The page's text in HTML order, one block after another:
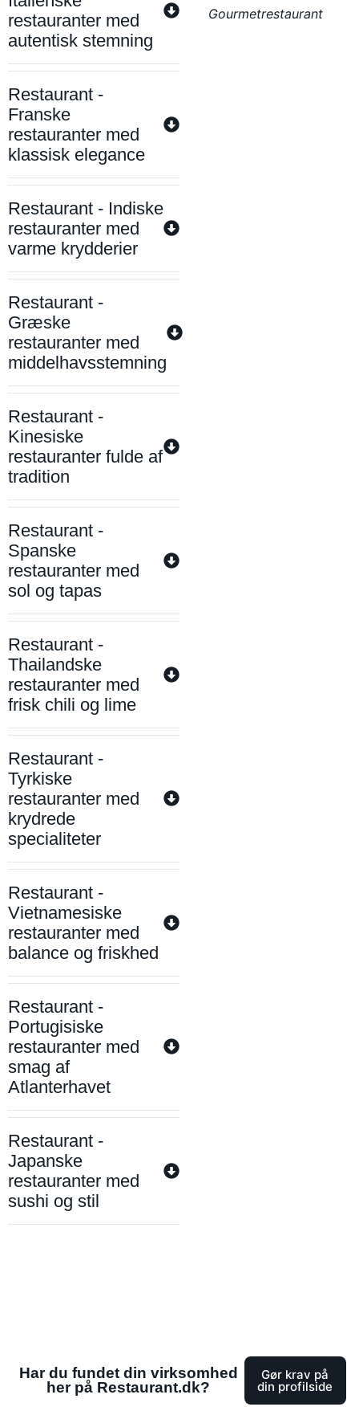
restauranter med
autentisk stemning
Restaurant -
Franske
restauranter med
klassisk elegance
Restaurant - Indiske
restauranter med
varme krydderier
Restaurant -
Græske
restauranter med
middelhavsstemning
Restaurant -
Kinesiske
restauranter fulde af
tradition
Restaurant -
Spanske
restauranter med
sol og tapas
Restaurant -
Thailandske
restauranter med
frisk chili og lime
Restaurant -
Tyrkiske
restauranter med
krydrede
specialiteter
Restaurant -
Vietnamesiske
restauranter med
balance og friskhed
Restaurant -
Portugisiske
restauranter med
smag af
Atlanterhavet
Restaurant -
Japanske
restauranter med
sushi og stil
Gourmetrestaurant
Har du fundet din virksomhed
her på Restaurant.dk?
Gør krav på
din profilside